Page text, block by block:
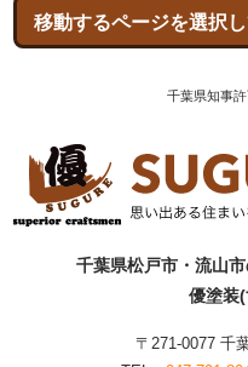
千葉県知事
千葉県松戸市・流山
優塗装
〒271-0077 千